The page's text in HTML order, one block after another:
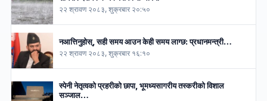
२२ श्रावण २०८३, शुक्रबार २०:५०
नआत्तिनुहोस्, सही समय आउन केही समय लाग्छ: प्रधानमन्त्री…
२२ श्रावण २०८३, शुक्रबार १६:१०
स्पेनी नेतृत्वको प्रहरीको छापा, भूमध्यसागरीय तस्करीको विशाल
सञ्जाल…